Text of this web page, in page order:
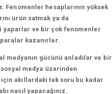
Fenomenler hesaplarının yüksek
ürün satmak ya da
ve bir çok fenomenler
kazanırlar.
medyanın gücünü anladılar ve bir
medya üzerinden
akıllardaki tek soru bu kadar
nasıl yapacağınız.